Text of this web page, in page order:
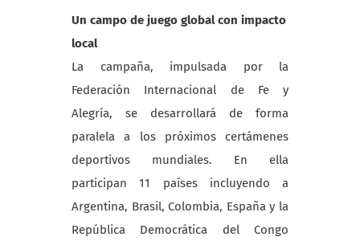
Un campo de juego global con impacto
local
La campaña, impulsada por la
Federación Internacional de Fe y
Alegría, se desarrollará de forma
paralela a los próximos certámenes
deportivos mundiales. En ella
participan 11 países incluyendo a
Argentina, Brasil, Colombia, España y la
República Democrática del Congo